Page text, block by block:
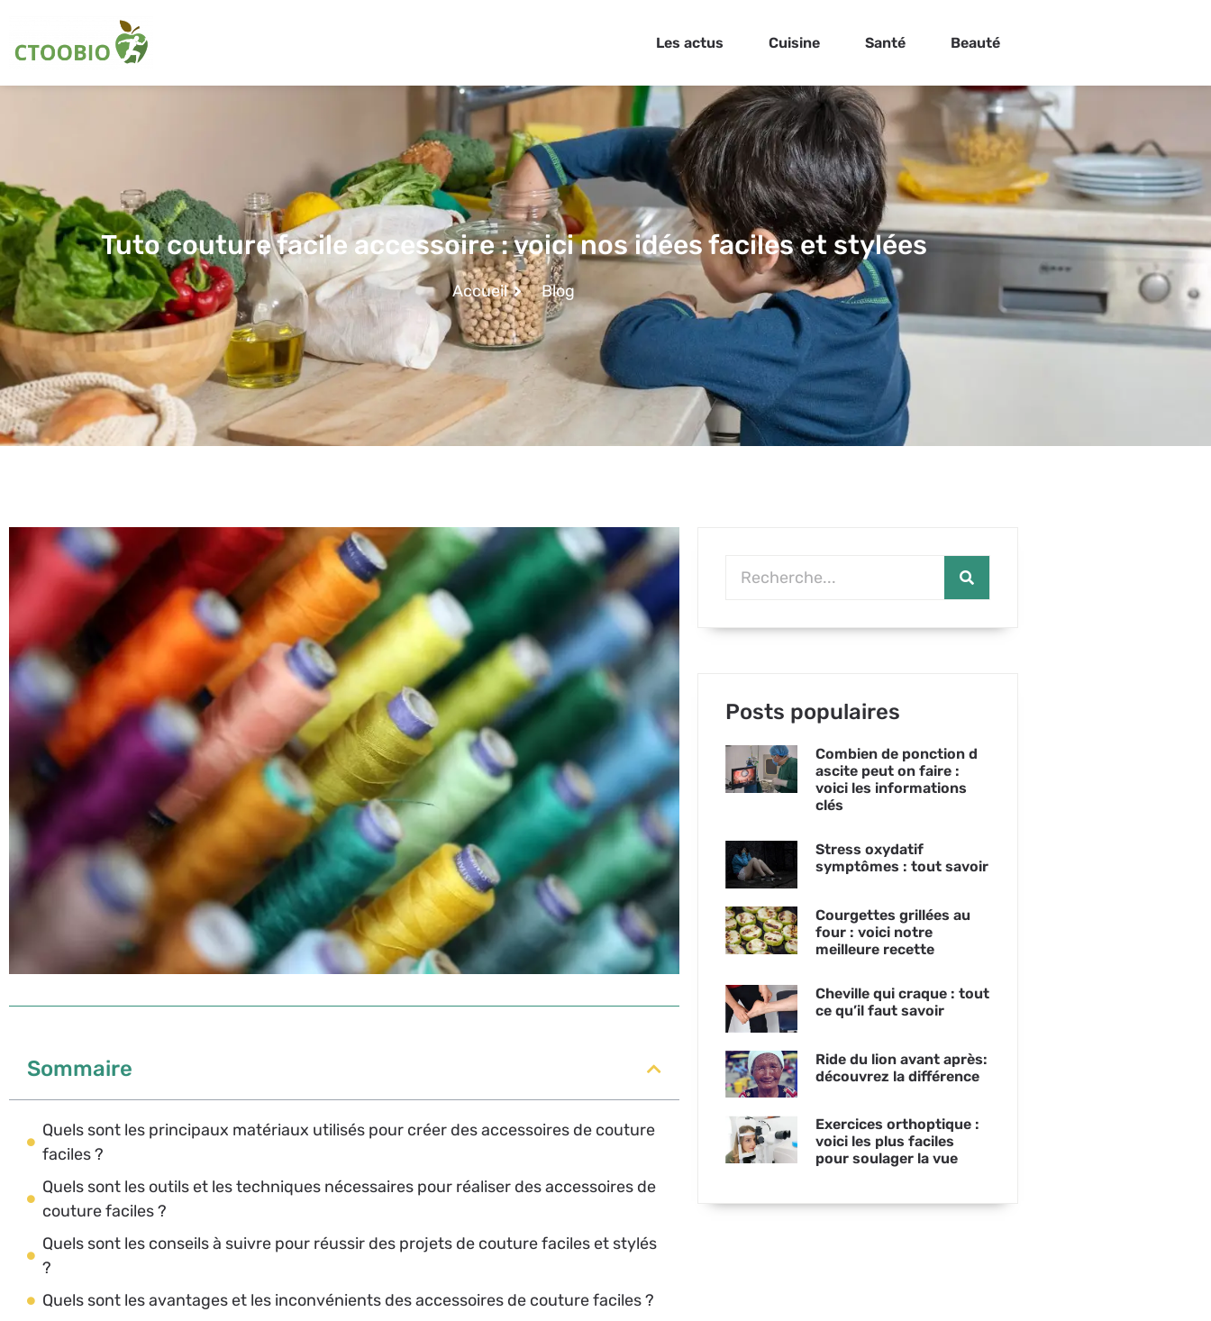
Les actus Cuisine Santé Beauté
Tuto couture facile accessoire : voici nos idées faciles et stylées
Accueil Blog
Sommaire
Quels sont les principaux matériaux utilisés pour créer des accessoires de couture
faciles ?
Quels sont les outils et les techniques nécessaires pour réaliser des accessoires de
couture faciles ?
Quels sont les conseils à suivre pour réussir des projets de couture faciles et stylés
?
Quels sont les avantages et les inconvénients des accessoires de couture faciles ?
Posts populaires
Combien de ponction d
ascite peut on faire :
voici les informations
clés
Stress oxydatif
symptômes : tout savoir
Courgettes grillées au
four : voici notre
meilleure recette
Cheville qui craque : tout
ce qu’il faut savoir
Ride du lion avant après:
découvrez la différence
Exercices orthoptique :
voici les plus faciles
pour soulager la vue